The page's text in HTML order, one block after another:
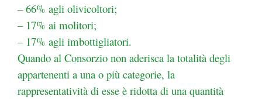
– 66% agli olivicoltori;
– 17% ai molitori;
– 17% agli imbottigliatori.
Quando al Consorzio non aderisca la totalità degli
appartenenti a una o più categorie, la
rappresentatività di esse è ridotta di una quantità